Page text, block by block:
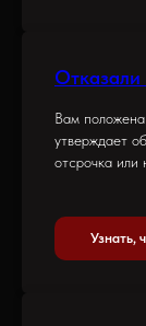
Отказали
Вам
утверждает
отсрочка или
Узнать,